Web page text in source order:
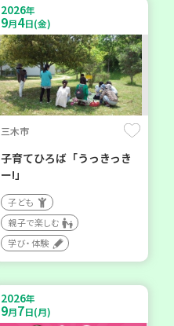
2026年
9月4日(金)
三木市
子育てひろば「うっきっき
ー!」
子ども
親子で楽しむ
学び・体験
2026年
9月7日(月)